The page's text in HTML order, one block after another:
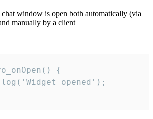
chat window is open both automatically (via
manually by a client
{
opened');